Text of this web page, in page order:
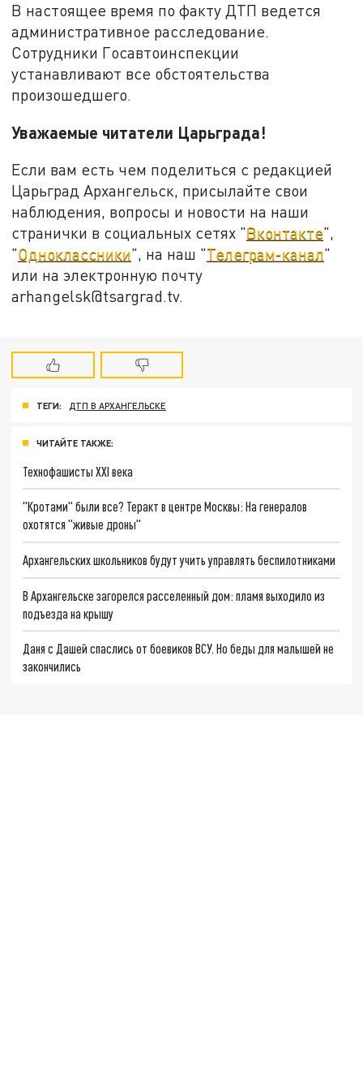
В настоящее время по факту ДТП ведется
административное расследование.
Сотрудники Госавтоинспекции
устанавливают все обстоятельства
произошедшего.
Уважаемые читатели Царьграда!
Если вам есть чем поделиться с редакцией
Царьград Архангельск, присылайте свои
наблюдения, вопросы и новости на наши
странички в социальных сетях "Вконтакте",
"Одноклассники", на наш "Телеграм-канал"
или на электронную почту
arhangelsk@tsargrad.tv.
ТЕГИ: ДТП В АРХАНГЕЛЬСКЕ
ЧИТАЙТЕ ТАКЖЕ:
Технофашисты XXI века
"Кротами" были все? Теракт в центре Москвы: На генералов
охотятся "живые дроны"
Архангельских школьников будут учить управлять беспилотниками
В Архангельске загорелся расселенный дом: пламя выходило из
подъезда на крышу
Даня с Дашей спаслись от боевиков ВСУ. Но беды для малышей не
закончились